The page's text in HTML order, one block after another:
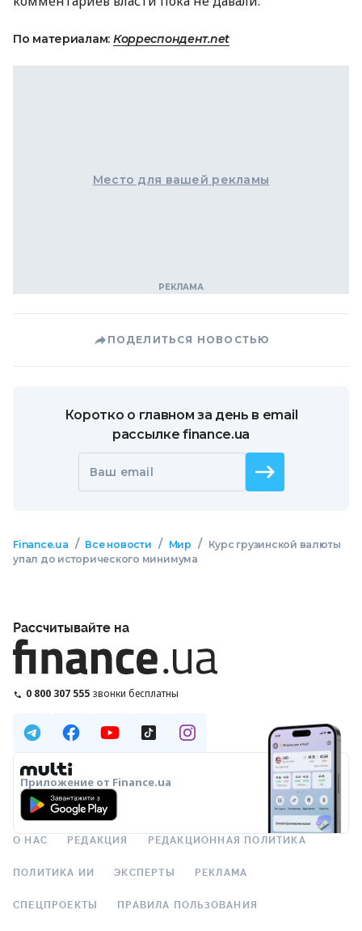
По материалам: Корреспондент.net
Место для вашей рекламы
ПОДЕЛИТЬСЯ НОВОСТЬЮ
Коротко о главном за день в email
рассылке finance.ua
Ваш email
Finance.ua / Все новости / Мир /
Курс грузинской валюты
упал до исторического минимума
Рассчитывайте на
0 800 307 555 звонки бесплатны
Приложение от Finance.ua
О НАС РЕДАКЦИЯ РЕДАКЦИОННАЯ ПОЛИТИКА
ПОЛИТИКА ИИ ЭКСПЕРТЫ РЕКЛАМА
СПЕЦПРОЕКТЫ ПРАВИЛА ПОЛЬЗОВАНИЯ